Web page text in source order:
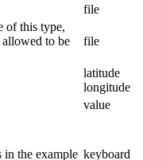
file
of this type,
allowed to be
file
latitude
longitude
value
in the example keyboard